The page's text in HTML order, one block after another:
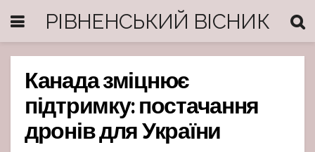
РІВНЕНСЬКИЙ ВІСНИК
Канада зміцнює
підтримку: постачання
дронів для України